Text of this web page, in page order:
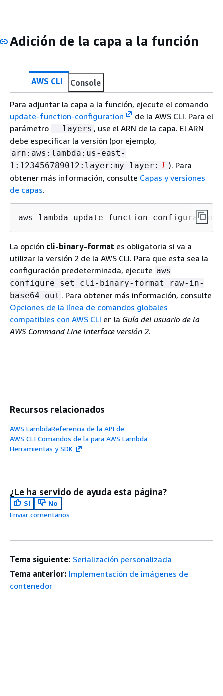
Adición de la capa a la función
AWS CLI Console
Para adjuntar la capa a la función, ejecute el comando
update-function-configuration
de la AWS CLI. Para el
parámetro --layers , use el ARN de la capa. El ARN
debe especificar la versión (por ejemplo,
arn:aws:lambda:us-east-
1:123456789012:layer:my-layer: 1 ). Para
obtener más información, consulte Capas y versiones
de capas.
aws lambda update-function-
La opción cli-binary-format es obligatoria si va a
utilizar la versión 2 de la AWS CLI. Para que esta sea la
configuración predeterminada, ejecute aws
configure set cli-binary-format raw-in-
base64-out . Para obtener más información, consulte
Opciones de la línea de comandos globales
compatibles con AWS CLI en la Guía del usuario de la
AWS Command Line Interface versión 2.
Recursos relacionados
AWS LambdaReferencia de la API de
AWS CLI Comandos de la para AWS Lambda
Herramientas y SDK
¿Le ha servido de ayuda esta página?
Sí
No
Enviar comentarios
Tema siguiente: Serialización personalizada
Tema anterior: Implementación de imágenes de
contenedor